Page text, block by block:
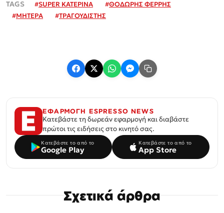
#SUPER ΚΑΤΕΡΙΝΑ #ΘΟΔΩΡΗΣ ΦΕΡΡΗΣ
#ΜΗΤΕΡΑ #ΤΡΑΓΟΥΔΙΣΤΗΣ
ΕΦΑΡΜΟΓΗ ESPRESSO NEWS
Κατεβάστε τη δωρεάν εφαρμογή και διαβάστε
πρώτοι τις ειδήσεις στο κινητό σας.
Κατεβάστε το από το
Google Play
Κατεβάστε το από το
App Store
Σχετικά άρθρα